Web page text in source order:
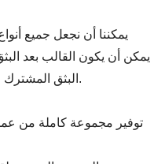
يمكن أن يكون القالب بعد
البثق المشترك النقش ، الطبقة السطحية وهلم جرا.
4. توفير مجموعة كاملة من